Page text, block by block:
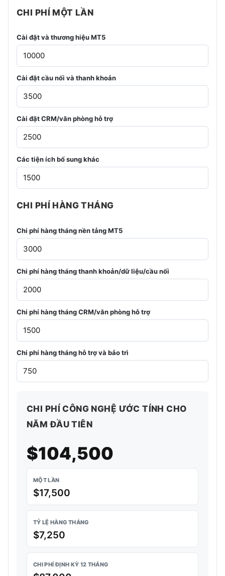
CHI PHÍ MỘT LẦN
Cài đặt và thương hiệu MT5
Cài đặt cầu nối và thanh khoản
Cài đặt CRM/văn phòng hỗ trợ
Các tiện ích bổ sung khác
CHI PHÍ HÀNG THÁNG
Chi phí hàng tháng nền tảng MT5
Chi phí hàng tháng thanh khoản/dữ liệu/cầu nối
Chi phí hàng tháng CRM/văn phòng hỗ trợ
Chi phí hàng tháng hỗ trợ và bảo trì
CHI PHÍ CÔNG NGHỆ ƯỚC TÍNH CHO
NĂM ĐẦU TIÊN
$104,500
MỘT LẦN
$17,500
TỶ LỆ HÀNG THÁNG
$7,250
CHI PHÍ ĐỊNH KỲ 12 THÁNG